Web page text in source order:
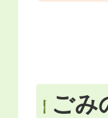
ごみ